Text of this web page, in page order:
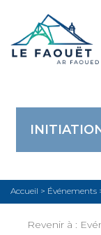
Accueil > Événements
Revenir à :